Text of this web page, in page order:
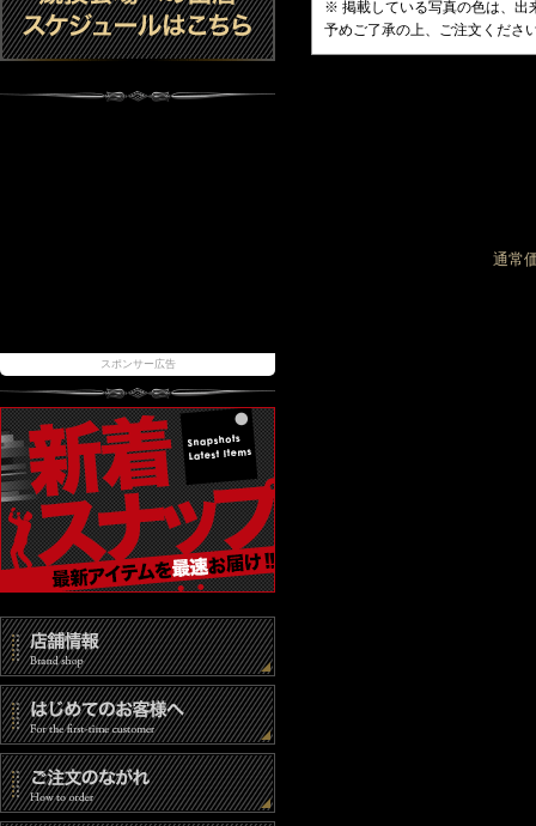
スポンサー広告
※ 掲載している写真の色は、出
予めご了承の上、ご注文くださ
通常